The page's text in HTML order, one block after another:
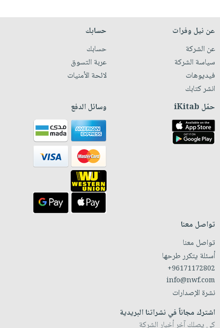
عن نيل وفرات
عن الشركة
سياسة الشركة
فيديوهات
انشر كتابك
حسابك
حسابك
عربة التسوق
لائحة الأمنيات
حمّل iKitab وسائل الدفع
تواصل معنا
تواصل معنا
أسئلة يتكرر طرحها
+96171172802
info@nwf.com
نشرة الإصدارات
اشترك مجاناً في نشراتنا البريدية
كي يصلك آخر أخبار الشركة